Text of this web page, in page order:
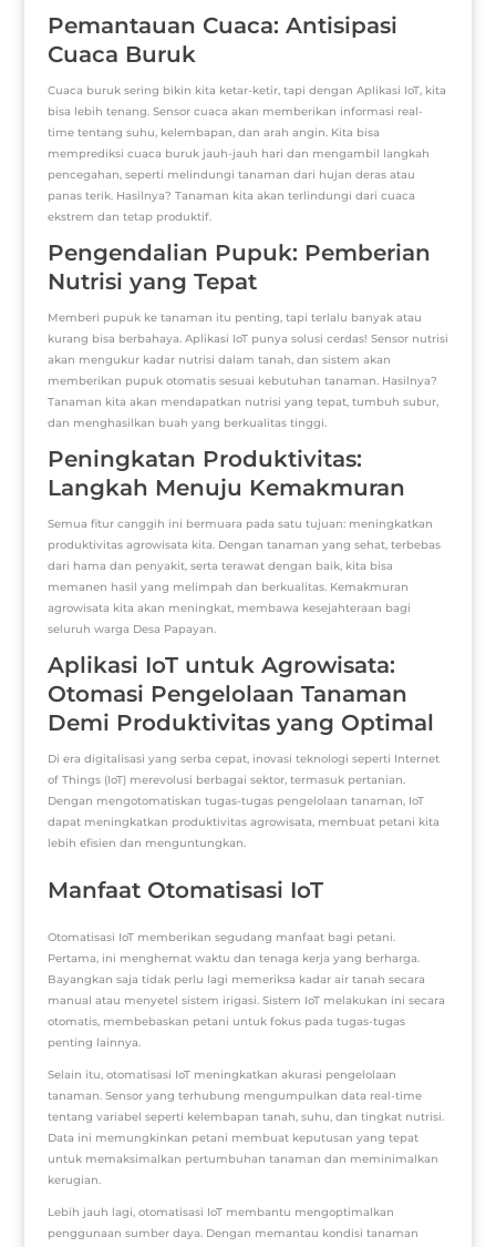
Pemantauan Cuaca: Antisipasi
Cuaca Buruk
Cuaca buruk sering bikin kita ketar-ketir, tapi dengan Aplikasi IoT, kita
bisa lebih tenang. Sensor cuaca akan memberikan informasi real-
time tentang suhu, kelembapan, dan arah angin. Kita bisa
memprediksi cuaca buruk jauh-jauh hari dan mengambil langkah
pencegahan, seperti melindungi tanaman dari hujan deras atau
panas terik. Hasilnya? Tanaman kita akan terlindungi dari cuaca
ekstrem dan tetap produktif.
Pengendalian Pupuk: Pemberian
Nutrisi yang Tepat
Memberi pupuk ke tanaman itu penting, tapi terlalu banyak atau
kurang bisa berbahaya. Aplikasi IoT punya solusi cerdas! Sensor nutrisi
akan mengukur kadar nutrisi dalam tanah, dan sistem akan
memberikan pupuk otomatis sesuai kebutuhan tanaman. Hasilnya?
Tanaman kita akan mendapatkan nutrisi yang tepat, tumbuh subur,
dan menghasilkan buah yang berkualitas tinggi.
Peningkatan Produktivitas:
Langkah Menuju Kemakmuran
Semua fitur canggih ini bermuara pada satu tujuan: meningkatkan
produktivitas agrowisata kita. Dengan tanaman yang sehat, terbebas
dari hama dan penyakit, serta terawat dengan baik, kita bisa
memanen hasil yang melimpah dan berkualitas. Kemakmuran
agrowisata kita akan meningkat, membawa kesejahteraan bagi
seluruh warga Desa Papayan.
Aplikasi IoT untuk Agrowisata:
Otomasi Pengelolaan Tanaman
Demi Produktivitas yang Optimal
Di era digitalisasi yang serba cepat, inovasi teknologi seperti Internet
of Things (IoT) merevolusi berbagai sektor, termasuk pertanian.
Dengan mengotomatiskan tugas-tugas pengelolaan tanaman, IoT
dapat meningkatkan produktivitas agrowisata, membuat petani kita
lebih efisien dan menguntungkan.
Manfaat Otomatisasi IoT
Otomatisasi IoT memberikan segudang manfaat bagi petani.
Pertama, ini menghemat waktu dan tenaga kerja yang berharga.
Bayangkan saja tidak perlu lagi memeriksa kadar air tanah secara
manual atau menyetel sistem irigasi. Sistem IoT melakukan ini secara
otomatis, membebaskan petani untuk fokus pada tugas-tugas
penting lainnya.
Selain itu, otomatisasi IoT meningkatkan akurasi pengelolaan
tanaman. Sensor yang terhubung mengumpulkan data real-time
tentang variabel seperti kelembapan tanah, suhu, dan tingkat nutrisi.
Data ini memungkinkan petani membuat keputusan yang tepat
untuk memaksimalkan pertumbuhan tanaman dan meminimalkan
kerugian.
Lebih jauh lagi, otomatisasi IoT membantu mengoptimalkan
penggunaan sumber daya. Dengan memantau kondisi tanaman